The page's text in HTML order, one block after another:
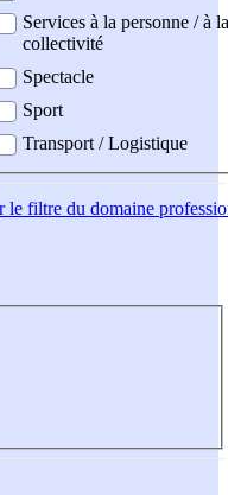
Services à la personne / à la
collectivité
Spectacle
Sport
Transport / Logistique
le filtre du domaine